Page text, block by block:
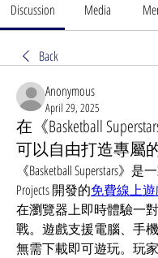
Discussion Media
Back
Anonymous
April 29, 2025
在《Basketball
可以自由打造專屬
《Basketball Superstars》是
Projects 開發的免費線上
在瀏覽器上即時體驗一
戰。​遊戲支援電腦、手
無需下載即可遊玩。​玩